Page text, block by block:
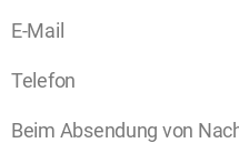
E-Mail
Telefon
Beim Absendung von